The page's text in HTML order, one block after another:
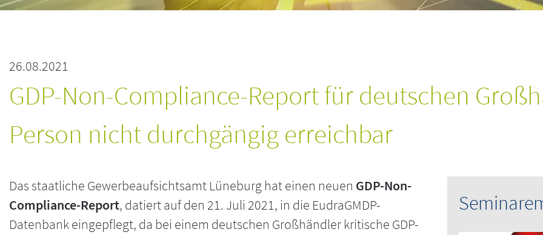
26.08.2021
GDP-Non-Compliance-Report für deutschen
Person nicht durchgängig erreichbar
Das staatliche Gewerbeaufsichtsamt Lüneburg hat einen neuen GDP-Non-
Compliance-Report, datiert auf den 21. Juli 2021, in die EudraGMDP-
Datenbank eingepflegt, da bei einem deutschen Großhändler kritische GDP-